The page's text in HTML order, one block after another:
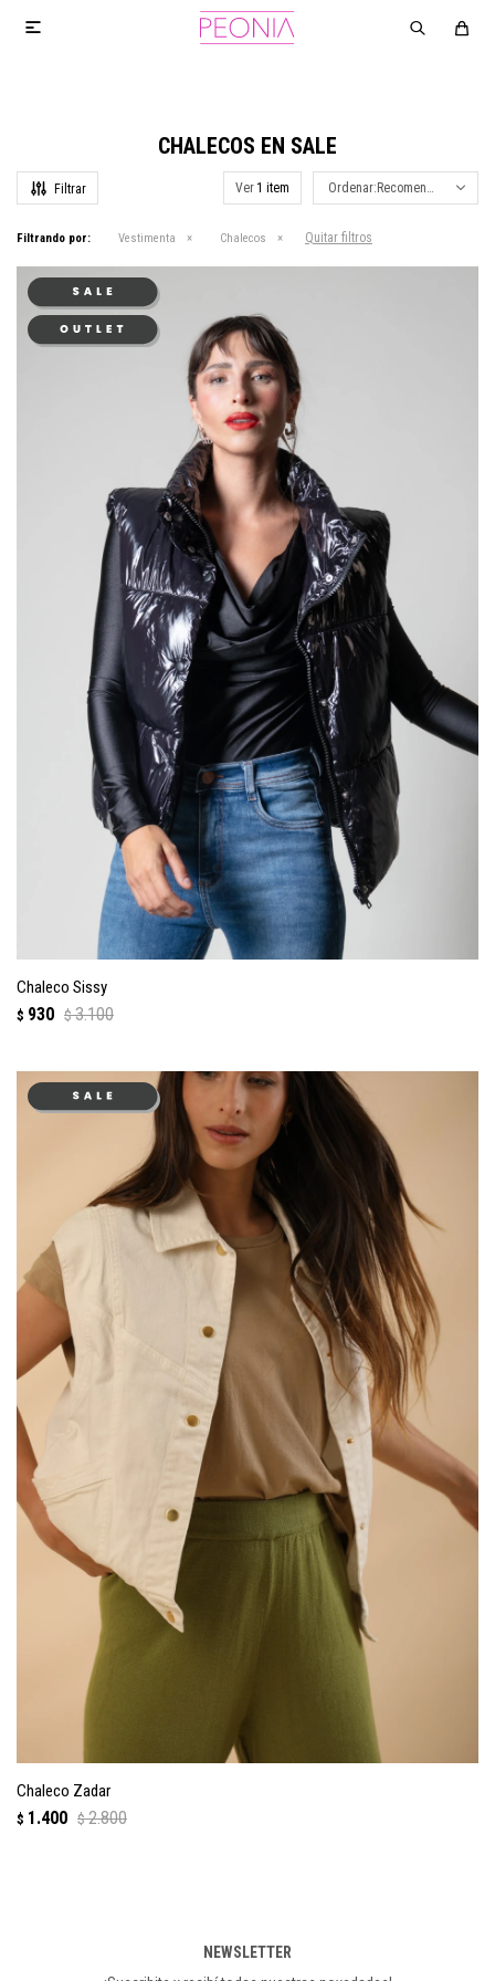

CHALECOS EN SALE
Ver Recomendados
Filtrando por: Vestimenta Chalecos Quitar filtros
Chaleco Sissy
$ 930 $ 3.100
Chaleco Zadar
$ 1.400 $ 2.800
NEWSLETTER